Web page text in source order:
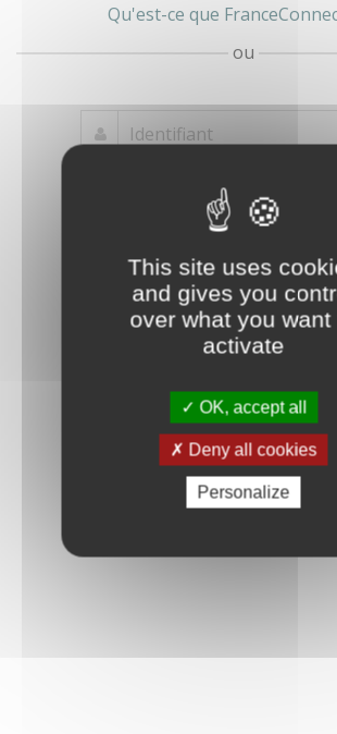
This site uses
and gives you
over what you want
activate
OK, accept all
Deny all cookies
Personalize
Qu'est-ce que
ou
oublié ?
compte
Connexion